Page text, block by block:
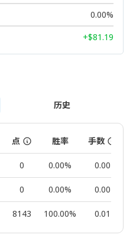
0.00%
+$81.19
历史
点 胜率 手数
0 0.00% 0.00
0 0.00% 0.00
8143 100.00% 0.01